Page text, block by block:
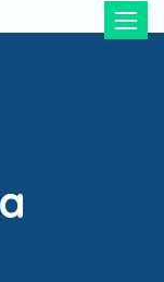
Toggle